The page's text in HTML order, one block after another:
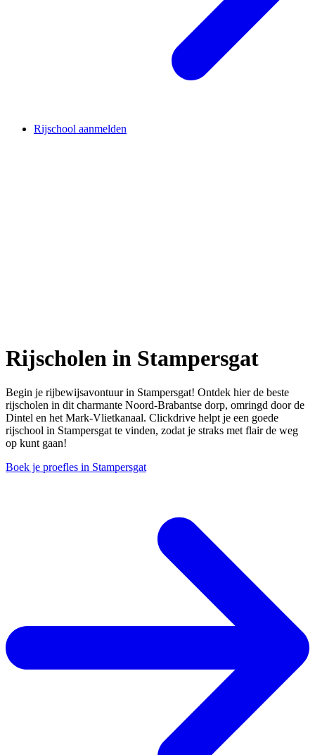
Rijschool aanmelden
Rijscholen in Stampersgat
Begin je rijbewijsavontuur in Stampersgat! Ontdek hier de beste
rijscholen in dit charmante Noord-Brabantse dorp, omringd door de
Dintel en het Mark-Vlietkanaal. Clickdrive helpt je een goede
rijschool in Stampersgat te vinden, zodat je straks met flair de weg
op kunt gaan!
Boek je proefles in Stampersgat